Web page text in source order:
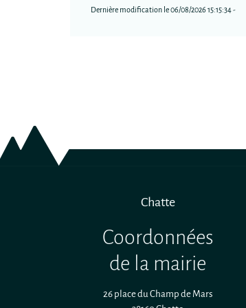
Dernière modification le 06/08/2026 15:15:34 -
Chatte
Coordonnées
de la mairie
26 place du Champ de Mars